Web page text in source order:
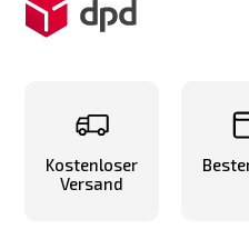
Kostenloser
Versand